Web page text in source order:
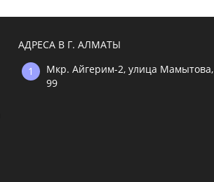
АДРЕСА В Г. АЛМАТЫ
Мкр. Айгерим-2, улица Мамытова,
99